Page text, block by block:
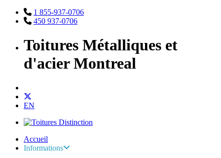
1 855-937-0706
450 937-0706
Toitures Métalliques et
d'acier Montreal
EN
Accueil
Informations